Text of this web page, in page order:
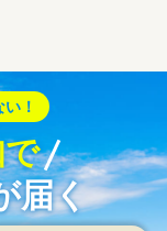
！
届く